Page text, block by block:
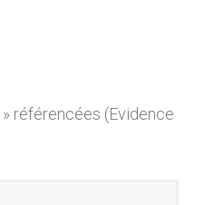
référencées (Evidence